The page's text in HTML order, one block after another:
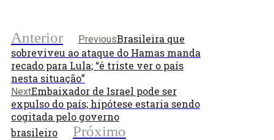
Anterior PreviousBrasileira que
sobreviveu ao ataque do Hamas manda
recado para Lula; “é triste ver o país
nesta situação”
NextEmbaixador de Israel pode ser
expulso do país; hipótese estaria sendo
cogitada pelo governo
brasileiro
Próximo